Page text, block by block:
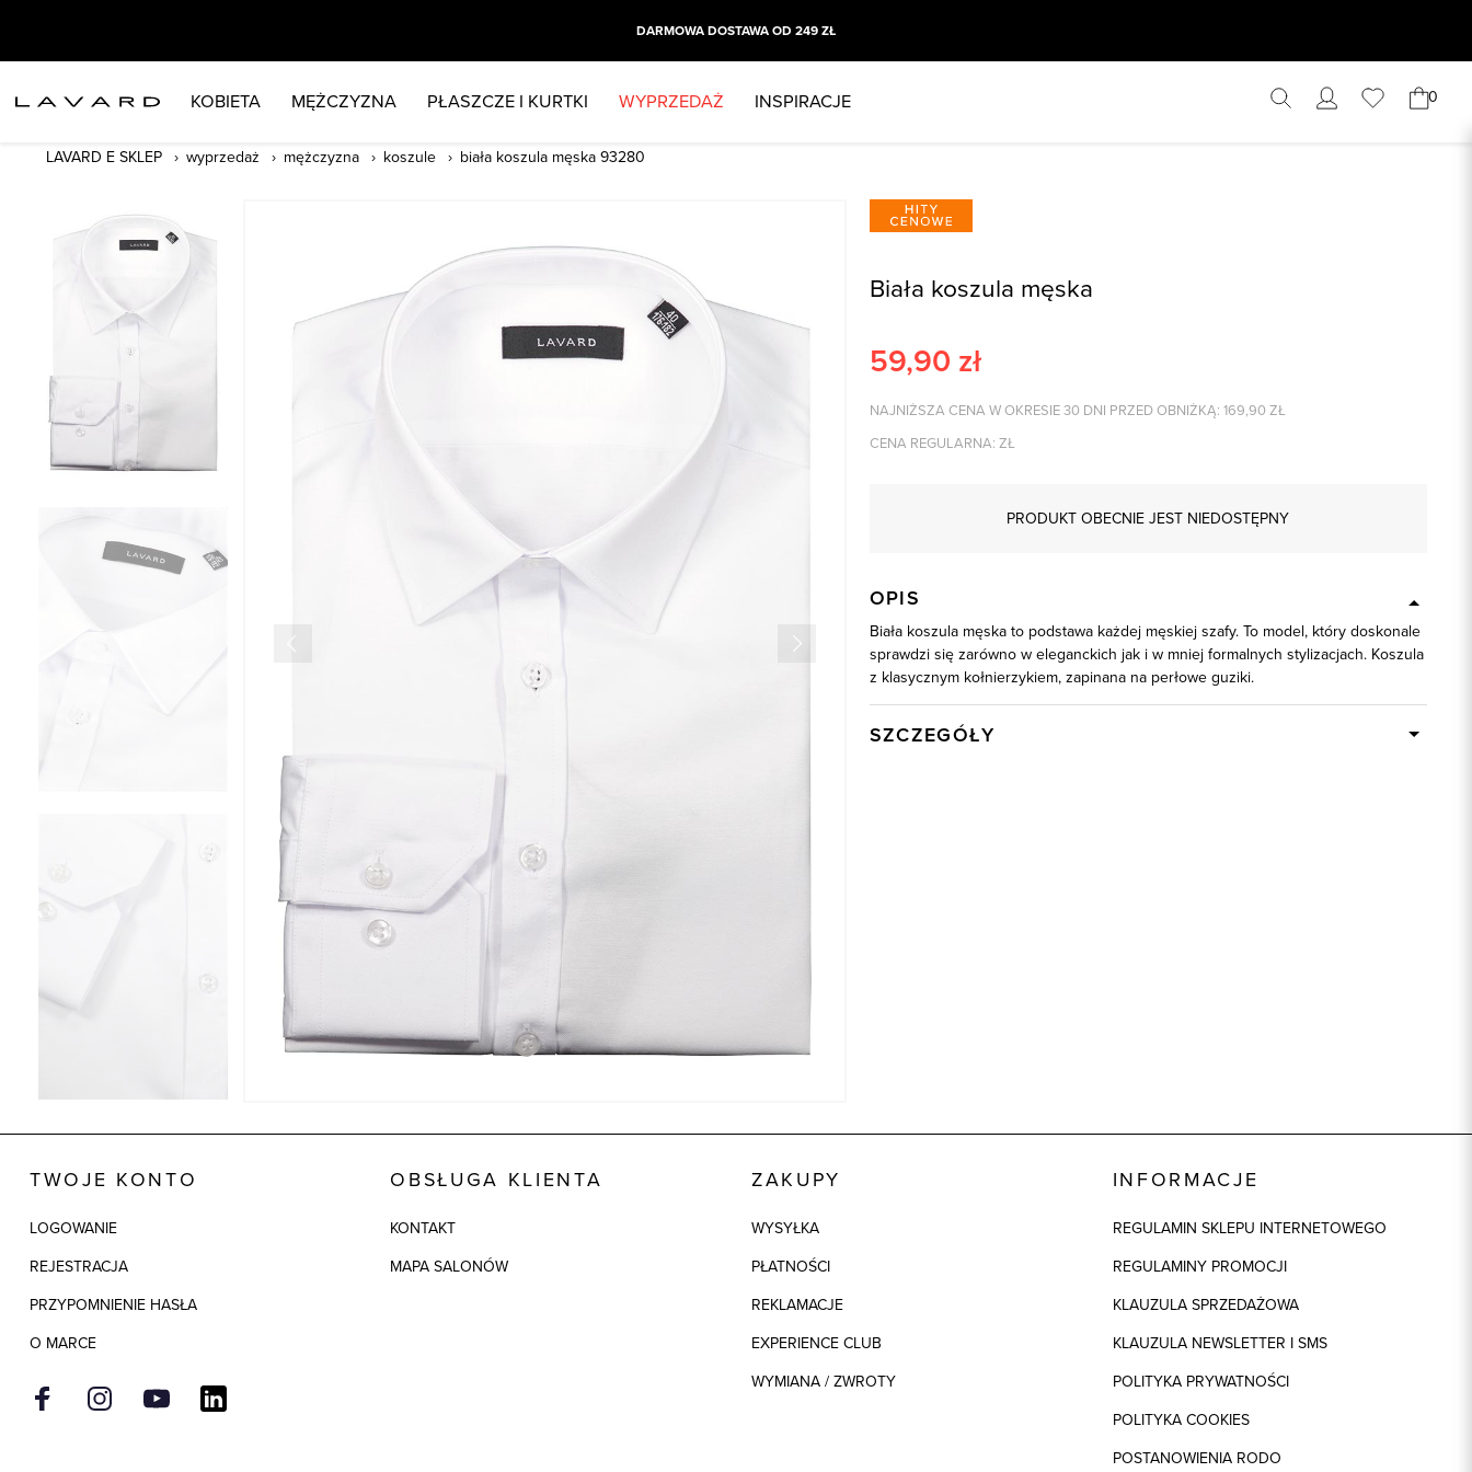
DARMOWA DOSTAWA OD 249 ZŁ
KOBIETA MĘŻCZYZNA PŁASZCZE I KURTKI WYPRZEDAŻ INSPIRACJE 0
LAVARD E SKLEP wyprzedaż mężczyzna koszule biała koszula męska 93280
Biała koszula męska
59,90 zł
NAJNIŻSZA CENA W OKRESIE 30 DNI PRZED OBNIŻKĄ: 169,90 ZŁ
CENA REGULARNA: ZŁ
PRODUKT OBECNIE JEST NIEDOSTĘPNY
OPIS
Biała koszula męska to podstawa każdej męskiej szafy. To model, który doskonale
sprawdzi się zarówno w eleganckich jak i w mniej formalnych stylizacjach. Koszula
z klasycznym kołnierzykiem, zapinana na perłowe guziki.
SZCZEGÓŁY
TWOJE KONTO
LOGOWANIE
REJESTRACJA
PRZYPOMNIENIE HASŁA
O MARCE
OBSŁUGA KLIENTA
KONTAKT
MAPA SALONÓW
ZAKUPY
WYSYŁKA
PŁATNOŚCI
REKLAMACJE
EXPERIENCE CLUB
WYMIANA / ZWROTY
INFORMACJE
REGULAMIN SKLEPU INTERNETOWEGO
REGULAMINY PROMOCJI
KLAUZULA SPRZEDAŻOWA
KLAUZULA NEWSLETTER I SMS
POLITYKA PRYWATNOŚCI
POLITYKA COOKIES
POSTANOWIENIA RODO